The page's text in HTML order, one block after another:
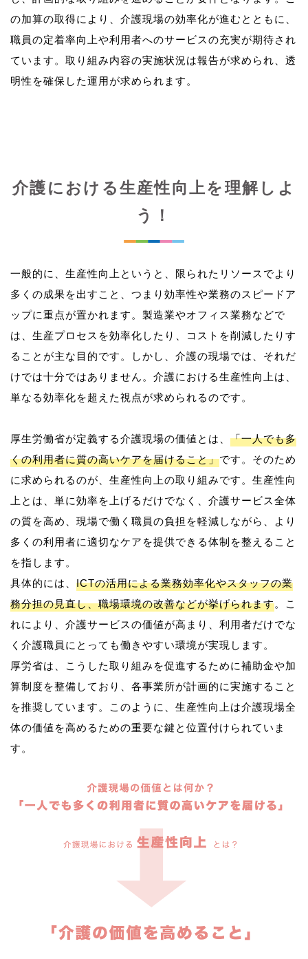
の加算の取得により、介護現場の効率化が進むとともに、
職員の定着率向上や利用者へのサービスの充実が期待され
ています。取り組み内容の実施状況は報告が求められ、透
介護における生産性向上を理解しよ
う！
一般的に、生産性向上というと、限られたリソースでより
多くの成果を出すこと、つまり効率性や業務のスピードア
ップに重点が置かれます。製造業やオフィス業務などで
は、生産プロセスを効率化したり、コストを削減したりす
ることが主な目的です。しかし、介護の現場では、それだ
けでは十分ではありません。介護における生産性向上は、
単なる効率化を超えた視点が求められるのです。
厚生労働省が定義する介護現場の価値とは、 「一人でも多
くの利用者に質の高いケアを届けること」です。そのため
に求められるのが、生産性向上の取り組みです。生産性向
上とは、単に効率を上げるだけでなく、介護サービス全体
の質を高め、現場で働く職員の負担を軽減しながら、より
多くの利用者に適切なケアを提供できる体制を整えること
を指します。
具体的には、 ICTの活用による業務効率化やスタッフの業
務分担の見直し、職場環境の改善などが挙げられます。こ
れにより、介護サービスの価値が高まり、利用者だけでな
く介護職員にとっても働きやすい環境が実現します。
厚労省は、こうした取り組みを促進するために補助金や加
算制度を整備しており、各事業所が計画的に実施すること
を推奨しています。このように、生産性向上は介護現場全
体の価値を高めるための重要な鍵と位置付けられていま